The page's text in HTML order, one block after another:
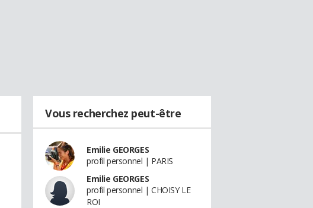
Vous recherchez peut-être
Emilie GEORGES
profil personnel | PARIS
Emilie GEORGES
profil personnel | CHOISY LE
ROI